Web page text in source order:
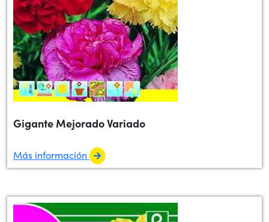
Gigante Mejorado Variado
Más información